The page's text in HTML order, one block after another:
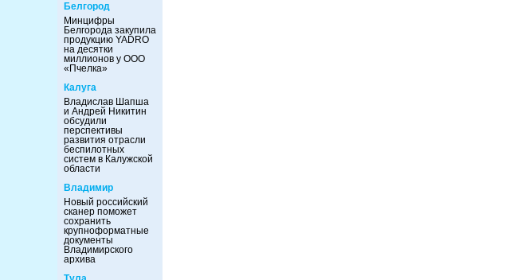
Белгород
Минцифры
Белгорода закупила
продукцию YADRO
на десятки
миллионов у ООО
«Пчелка»
Калуга
Владислав Шапша
и Андрей Никитин
обсудили
перспективы
развития отрасли
беспилотных
систем в Калужской
области
Владимир
Новый российский
сканер поможет
сохранить
крупноформатные
документы
Владимирского
архива